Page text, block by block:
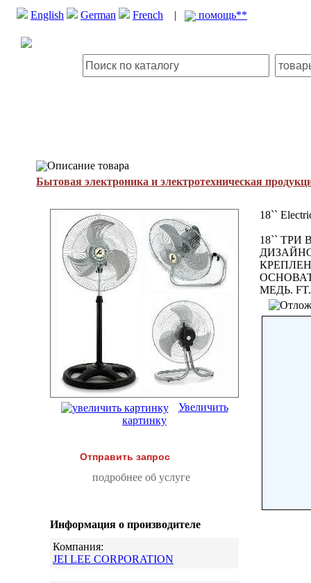
English German French | помощь**
Описание товара
Бытовая электроника и электротехническая
Увеличить
картинку
Отправить запрос
подробнее об услуге
Информация о производителе
Компания:
JEI LEE CORPORATION
18``
18``
МЕДЬ. FT.